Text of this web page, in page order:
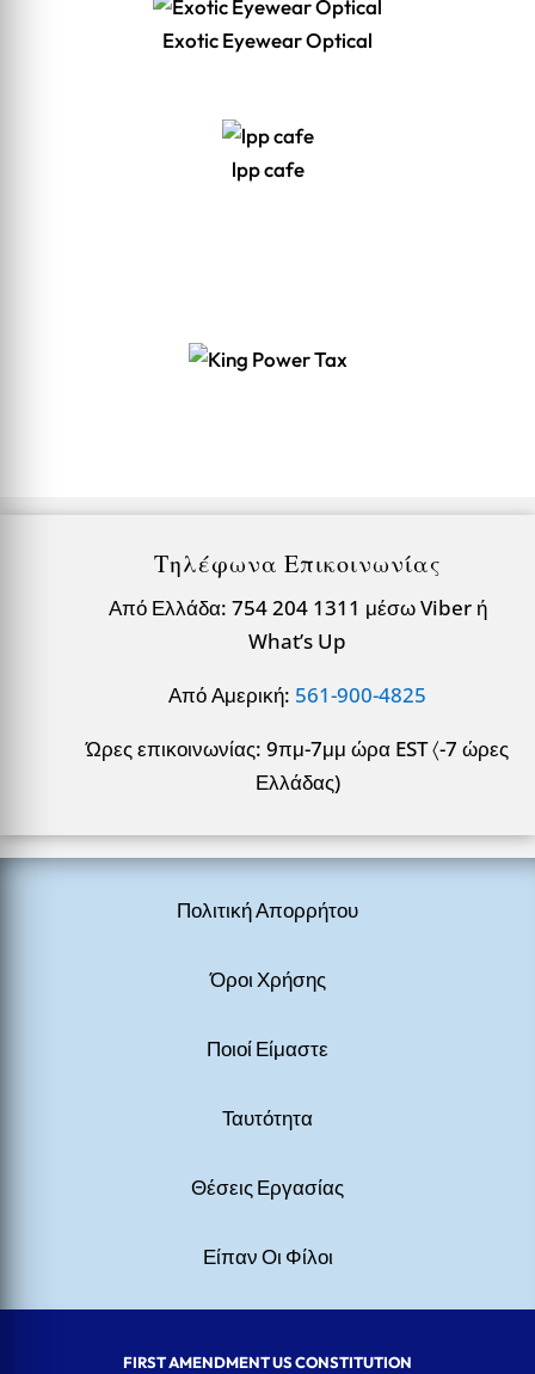
Exotic Eyewear Optical
lpp cafe
Τηλέφωνα Επικοινωνίας
Από Ελλάδα: 754 204 1311 μέσω Viber ή
What’s Up
Από Αμερική: 561-900-4825
Ώρες επικοινωνίας: 9πμ-7μμ ώρα EST 〈-7 ώρες
Ελλάδας)
Πολιτική Απορρήτου
Όροι Χρήσης
Ποιοί Είμαστε
Ταυτότητα
Θέσεις Εργασίας
Είπαν Οι Φίλοι
FIRST AMENDMENT US CONSTITUTION